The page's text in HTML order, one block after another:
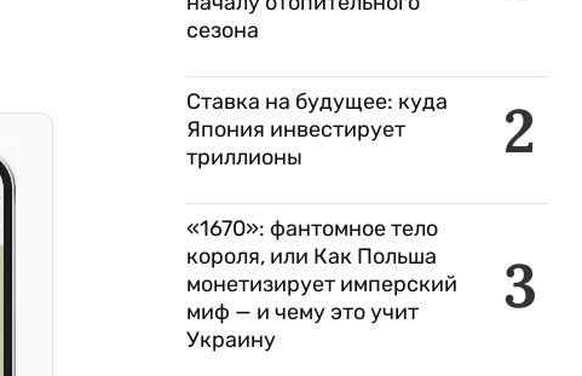
сезона
2
Ставка на будущее: куда
Япония инвестирует
триллионы
3
«1670»: фантомное тело
короля, или Как Польша
монетизирует имперский
миф — и чему это учит
Украину